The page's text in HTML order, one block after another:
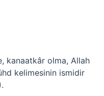
kanaatkâr olma, Allah
kelimesinin ismidir